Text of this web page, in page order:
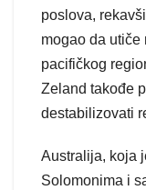
poslova,
mogao da utiče
pacifičkog
Zeland takođe
destabilizovati
Australija, koja
Solomonima i